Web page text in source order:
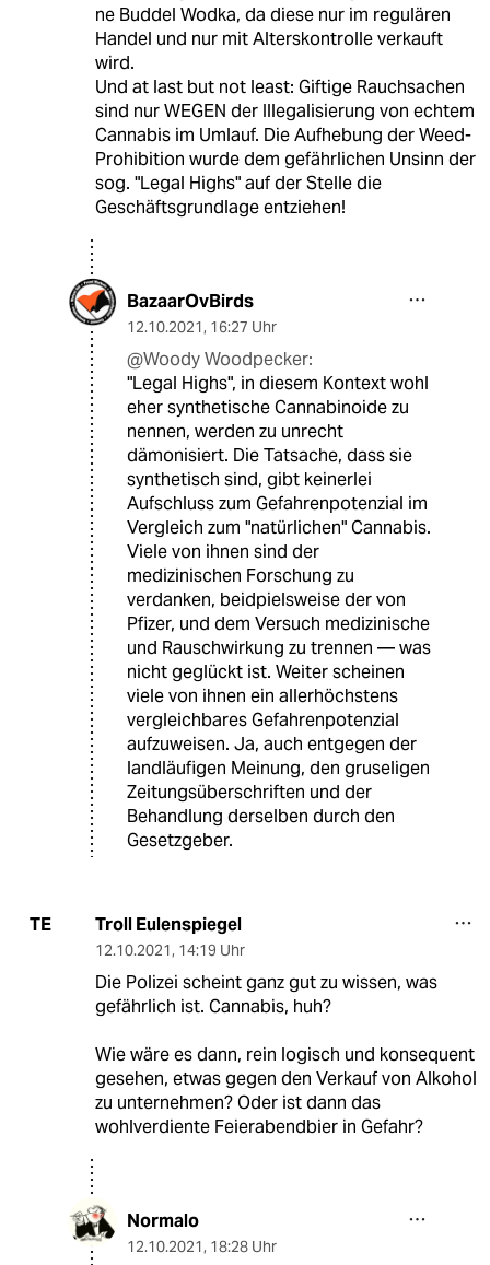
ne Buddel Wodka, da diese nur im regulären
Handel und nur mit Alterskontrolle verkauft
wird.
Und at last but not least: Giftige Rauchsachen
sind nur WEGEN der Illegalisierung von echtem
Cannabis im Umlauf. Die Aufhebung der Weed-
Prohibition wurde dem gefährlichen Unsinn der
sog. "Legal Highs" auf der Stelle die
Geschäftsgrundlage entziehen!
BazaarOvBirds
12.10.2021, 16:27 Uhr
@Woody Woodpecker:
"Legal Highs", in diesem Kontext wohl
eher synthetische Cannabinoide zu
nennen, werden zu unrecht
dämonisiert. Die Tatsache, dass sie
synthetisch sind, gibt keinerlei
Aufschluss zum Gefahrenpotenzial im
Vergleich zum "natürlichen" Cannabis.
Viele von ihnen sind der
medizinischen Forschung zu
verdanken, beidpielsweise der von
Pfizer, und dem Versuch medizinische
und Rauschwirkung zu trennen — was
nicht geglückt ist. Weiter scheinen
viele von ihnen ein allerhöchstens
vergleichbares Gefahrenpotenzial
aufzuweisen. Ja, auch entgegen der
landläufigen Meinung, den gruseligen
Zeitungsüberschriften und der
Behandlung derselben durch den
Gesetzgeber.
TE Troll Eulenspiegel
12.10.2021, 14:19 Uhr
Die Polizei scheint ganz gut zu wissen, was
gefährlich ist. Cannabis, huh?
Wie wäre es dann, rein logisch und konsequent
gesehen, etwas gegen den Verkauf von Alkohol
zu unternehmen? Oder ist dann das
wohlverdiente Feierabendbier in Gefahr?
Normalo
12.10.2021, 18:28 Uhr